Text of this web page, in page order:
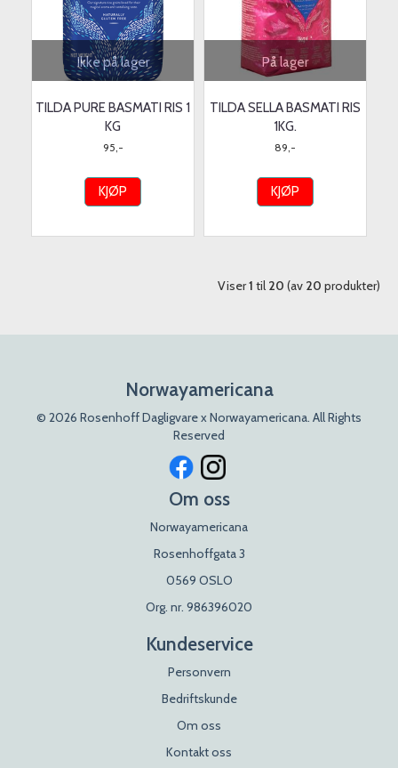
Ikke på lager
TILDA PURE BASMATI RIS 1
KG
95,-
KJØP
På lager
TILDA SELLA BASMATI RIS
1KG.
89,-
KJØP
Viser1 til 20 (av 20 produkter)
Norwayamericana
© 2026 Rosenhoff Dagligvare x Norwayamericana. All Rights
Reserved
Om oss
Norwayamericana
Rosenhoffgata 3
0569 OSLO
Org. nr. 986396020
Kundeservice
Personvern
Bedriftskunde
Om oss
Kontakt oss